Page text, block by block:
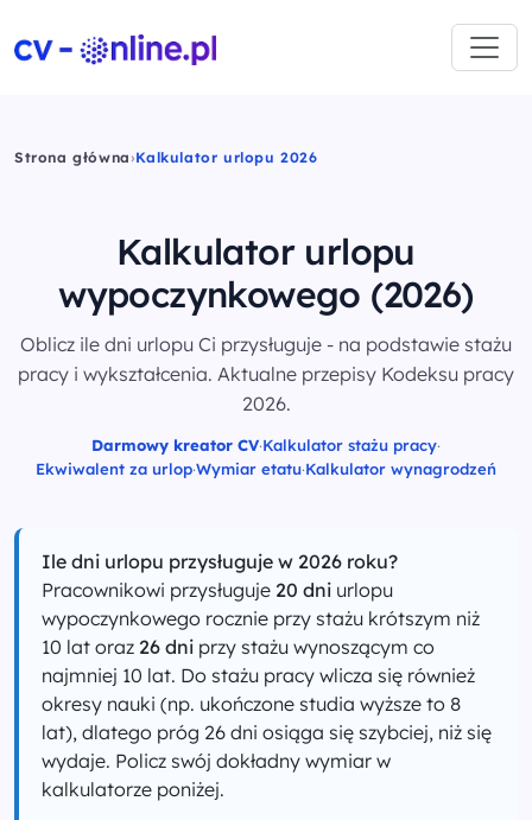
Strona główna›Kalkulator urlopu 2026
Kalkulator urlopu
wypoczynkowego (2026)
Oblicz ile dni urlopu Ci przysługuje - na podstawie stażu
pracy i wykształcenia. Aktualne przepisy Kodeksu pracy
2026.
Darmowy kreator CV·Kalkulator stażu pracy·
Ekwiwalent za urlop·Wymiar etatu·Kalkulator wynagrodzeń
Ile dni urlopu przysługuje w 2026 roku?
Pracownikowi przysługuje 20 dni urlopu
wypoczynkowego rocznie przy stażu krótszym niż
10 lat oraz 26 dni przy stażu wynoszącym co
najmniej 10 lat. Do stażu pracy wlicza się również
okresy nauki (np. ukończone studia wyższe to 8
lat), dlatego próg 26 dni osiąga się szybciej, niż się
wydaje. Policz swój dokładny wymiar w
kalkulatorze poniżej.